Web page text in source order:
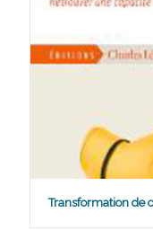
Transformation de